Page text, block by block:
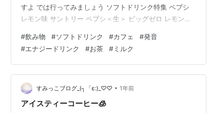
すよ では行ってみましょう ソフトドリンク特集 ペプシ
レモン味 サントリー ペプシ＜生＞ ビッグゼロ レモン
Pepsi Amazon サントリー ペプシ BIG ＜生＞ゼロ コーラ
600ml×24本 Pepsi Amazon ゼロシリーズですが 歯医者
さんに飲んでます毎日 言ったら 歯が解けます 辞めてく
ださい 言われました ペプシは ダノン ネスレ…
#飲み物 #ソフトドリンク #カフェ #発音
#エナジードリンク #お茶 #ミルク
すみっこブログ_(┐「ε:)_♡♡ • 1年前
アイスティーコーヒー🧊